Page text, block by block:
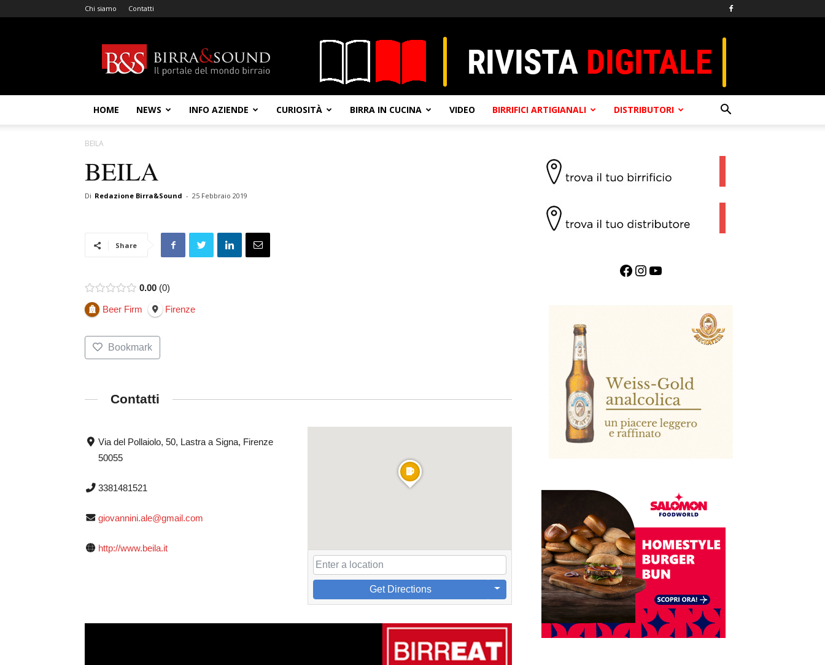
Chi siamo Contatti
&
Sound
HOME NEWS INFO AZIENDE CURIOSITÀ BIRRA IN CUCINA VIDEO BIRRIFICI ARTIGIANALI DISTRIBUTORI
BEILA
BEILA
Di Redazione Birra&Sound - 25 Febbraio 2019
Share
0.00 0
Beer Firm Firenze
Bookmark
Contatti
Via del Pollaiolo, 50, Lastra a Signa, Firenze
50055
3381481521
giovannini.ale@gmail.com
http://www.beila.it
Get Directions
Facebook InstagramYouTube